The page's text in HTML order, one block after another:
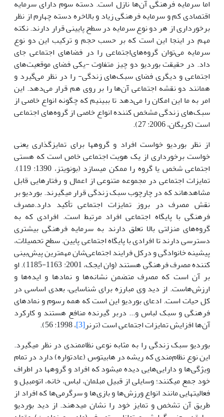
اما سرمایه فرهنگی آن‌ها نازل است. دسته سوم دارای سرمایه
اقتصادی کم و سرمایه فرهنگی زیاد و بالاخره دسته چهارم از نظر
برخورداری از هر دو نوع سرمایه در سطح پایینی قرار دارند. نکته
مهم در اینجا این است که بر حسب حجم و ترکیب این دو نوع
سرمایه می‌توان گروه‌های‌اجتماعی را در فضاهای اجتماعی جای
داد. در حقیقت بوردیو دو چیز متفاوت -یکی فضای موقعیت‌های
اجتماعی و دیگری فضای سبک‌های زندگی- را در نظر می‌گیرد و
همانند دو نقشه اجتماعی آن‌ها را بر روی هم قرار می‌دهد. این
امر به ما این امکان را می‌دهد تا ببینیم که چگونه انواع خاصی از
سبک‌های زندگی مشخص کننده انواع خاصی از گروه‌های اجتماعی
است (کریگان، 2006: 27).
از نظر بوردیو خواست افراد و گروه‏ها برای تمایزگذاری یعنی
خواست برخورداری از یک هویت اجتماعی خاص است که هستی
اجتماعی شخص یا گروه را ممکن می‏سازد (بونویتز، 1390: 119).
تمایزات اجتماعی در ‌مجموعه متنوعی از اعمال و رفتارهایی قابل
مشاهده‏اند که در چارچوب سبک ‌زندگی قرار ‌می‏گیرند. بوردیو بر
نقش مصرف در بروز تمایزات اجتماعی تأکید دارد.مصرف
فرهنگی با پایگاه اجتماعی افراد مرتبط است. افرادی که به
گروه‌های منزلتی بالا تعلق دارند به سرمایه فرهنگی بیشتری
دسترسی دارند تا افرادی با پایگاه اجتماعی پایین. سطح تحصیلات،
پیشینه خانوادگی و درکل فرایند اجتماعی‌شان مهمترین پیش‌بینی
کننده مصرف فرهنگی هستند (وان ایجک، 2001: 1163-1185). او
بر آن است‌ که مصرف متضمن نشانه‌ها و نمادها و ایده‌ها و
ارزش‌هاست. از دید وی مبارزه برای شناسایی، بعدی اساسی در
کل حیات است. ادعای بوردیو این است که ‌همه رسوم و نمادهای
فرهنگی و سبک لباس و... دربر گیرنده منافع هستند و کارکرد
آن‌ها افزایش تمایزات اجتماعی است (ترنر[3] ، 1998: 56).
بوردیو سبک زندگی را به مثابه نوعی نظاممندی در نظر می‏گیرد.
این نوع نظام‌مندی که ریشه در هابیتوس (عادت‏واره) دارد در تمام
ویژگی‌ها و دارایی‌هایی دیده می‏شود که افراد و گروه‏ها در اطراف
خود جمع می‏کنند؛ وسایلی از قبیل مبلمان، لباس، خانه، اتومبیل و
فعالیت‏هایی مانند انواع ورزش‌ها و بازی‌ها و سرگرمی‌ها که افراد از
طریق آن تشخص و تمایز خود را نشان می‏دهند. از دید بوردیو